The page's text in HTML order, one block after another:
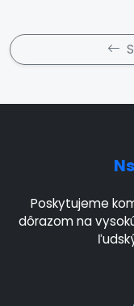
Poskytujeme
dôrazom na